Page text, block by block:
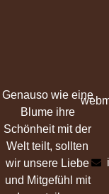
Genauso wie eine
Blume ihre
Schönheit mit der
Welt teilt, sollten
wir unsere Liebe
und Mitgefühl mit